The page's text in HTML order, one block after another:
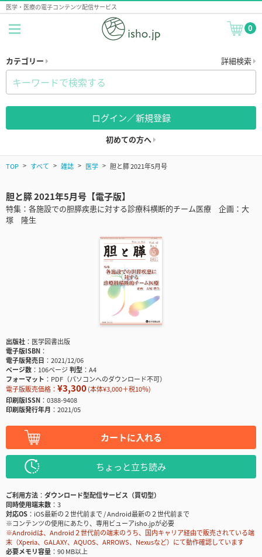
医学・医療の電子コンテンツ配信サービス
0
カテゴリー 詳細検索
ログイン／新規登録
初めての方へ
TOP すべて 雑誌 医学 胆と膵 2021年5月号
胆と膵 2021年5月号【電子版】
特集：各施設での胆膵疾患に対する診療科横断的チーム医療 企画：大
塚 隆生
出版社
医学図書出版
電子版ISBN
電子版発売日
2021/12/06
ページ数
106ページ判型
A4
フォーマット
PDF（パソコンへのダウンロード不可）
電子版販売価格： ¥3,300(本体¥3,000＋税10％)
印刷版ISSN
0388-9408
印刷版発行年月
2021/05
カートに入れる
ちょっと立ち読み
ご利用方法
ダウンロード型配信サービス（買切型）
同時使用端末数
3
対応OS
iOS最新の２世代前まで / Android最新の２世代前まで
※コンテンツの使用にあたり、専用ビューアisho.jpが必要
※Androidは、Android２世代前の端末のうち、国内キャリア経由で販売されている端
末（Xperia、GALAXY、AQUOS、ARROWS、Nexusなど）にて動作確認しています
必要メモリ容量
90 MB以上